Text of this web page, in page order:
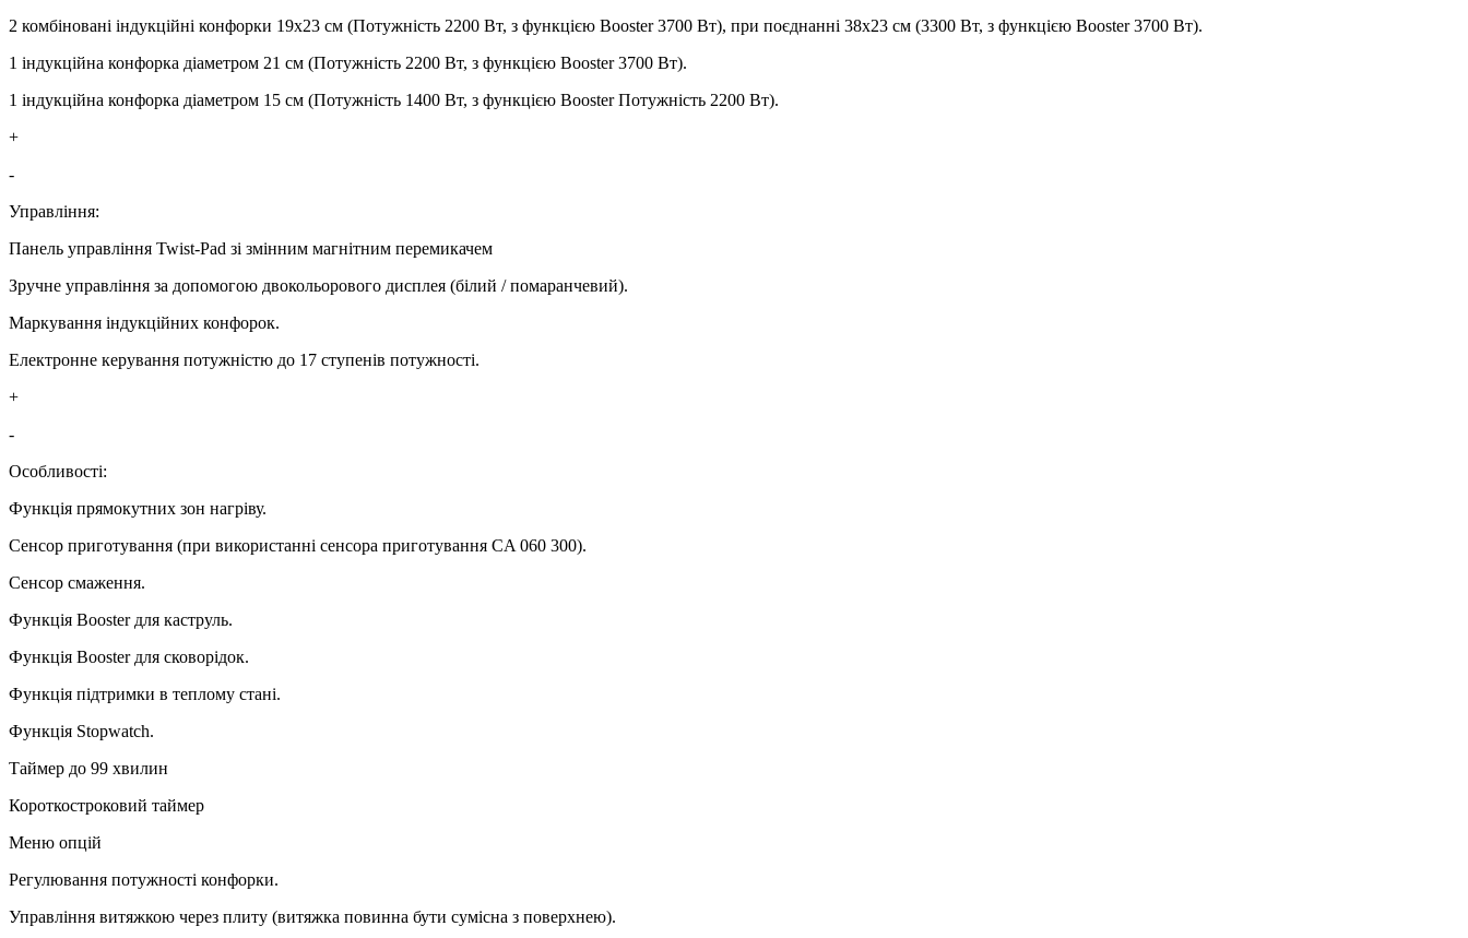
2 комбіновані індукційні конфорки 19х23 см (Потужність 2200 Вт, з функцією Booster 3700 Вт), при поєднанні 38х23 см (3300 Вт, з функцією Booster 3700 Вт).
1 індукційна конфорка діаметром 21 см (Потужність 2200 Вт, з функцією Booster 3700 Вт).
1 індукційна конфорка діаметром 15 см (Потужність 1400 Вт, з функцією Booster Потужність 2200 Вт).
+
-
Управління:
Панель управління Twist-Pad зі змінним магнітним перемикачем
Зручне управління за допомогою двокольорового дисплея (білий / помаранчевий).
Маркування індукційних конфорок.
Електронне керування потужністю до 17 ступенів потужності.
+
-
Особливості:
Функція прямокутних зон нагріву.
Сенсор приготування (при використанні сенсора приготування CA 060 300).
Сенсор смаження.
Функція Booster для каструль.
Функція Booster для сковорідок.
Функція підтримки в теплому стані.
Функція Stopwatch.
Таймер до 99 хвилин
Короткостроковий таймер
Меню опцій
Регулювання потужності конфорки.
Управління витяжкою через плиту (витяжка повинна бути сумісна з поверхнею).